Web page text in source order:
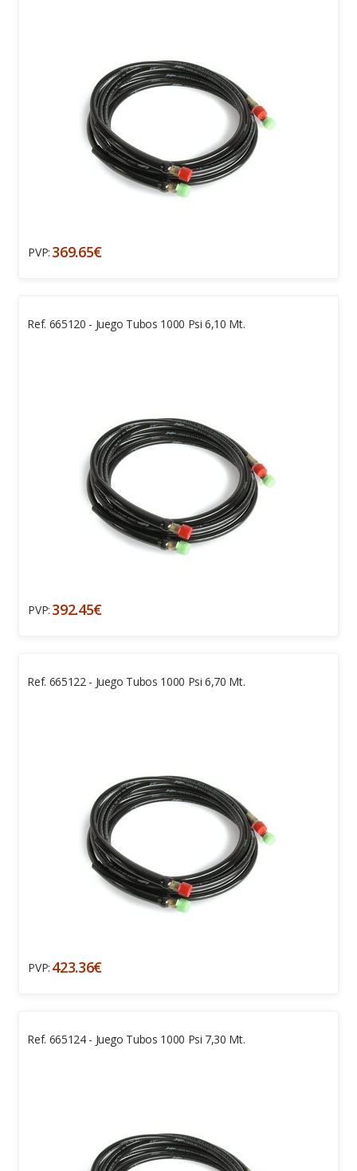
PVP: 369.65€
Ref. 665120 - Juego Tubos 1000 Psi 6,10 Mt.
PVP: 392.45€
Ref. 665122 - Juego Tubos 1000 Psi 6,70 Mt.
PVP: 423.36€
Ref. 665124 - Juego Tubos 1000 Psi 7,30 Mt.